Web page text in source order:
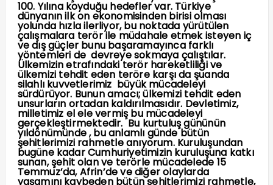
100. Yılına koyduğu hedefler var. Türkiye
dünyanın ilk on ekonomisinden birisi olması
yolunda hızla ilerliyor, bu noktada yürütülen
çalışmalara terör ile müdahale etmek isteyen iç
ve dış güçler bunu başaramayınca farklı
yöntemleri de devreye sokmaya çalıştılar.
Ülkemizin etrafındaki terör hareketliliği ve
ülkemizi tehdit eden teröre karşı da şuanda
silahlı kuvvetlerimiz büyük mücadeleyi
sürdürüyor. Bunun amacı; ülkemizi tehdit eden
unsurların ortadan kaldırılmasıdır. Devletimiz,
milletimiz el ele vermiş bu mücadeleyi
gerçekleştirmektedir. Bu kurtuluş gününün
yıldönümünde , bu anlamlı günde bütün
şehitlerimizi rahmetle anıyorum. Kuruluşundan
bugüne kadar Cumhuriyetimizin kuruluşuna katkı
sunan, şehit olan ve terörle mücadelede 15
Temmuz’da, Afrin’de ve diğer olaylarda
yaşamını kaybeden bütün şehitlerimizi rahmetle,